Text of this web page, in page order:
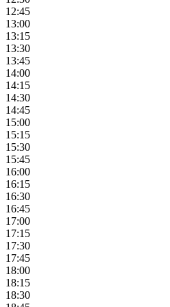
12:45
13:00
13:15
13:30
13:45
14:00
14:15
14:30
14:45
15:00
15:15
15:30
15:45
16:00
16:15
16:30
16:45
17:00
17:15
17:30
17:45
18:00
18:15
18:30